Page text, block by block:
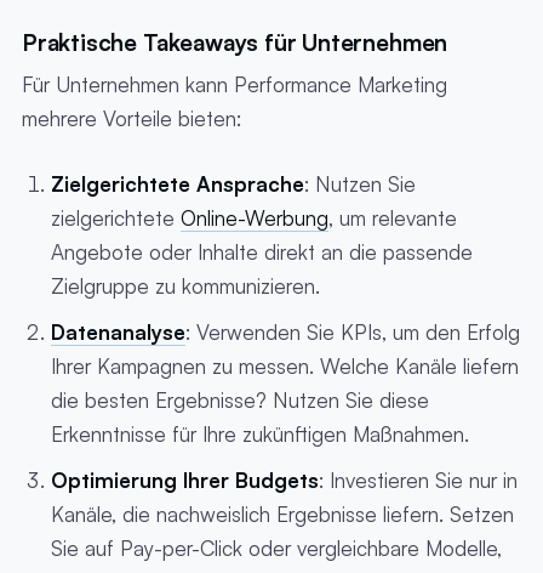
Praktische Takeaways für Unternehmen
Für Unternehmen kann Performance Marketing
mehrere Vorteile bieten:
Zielgerichtete Ansprache: Nutzen Sie
zielgerichtete Online-Werbung, um relevante
Angebote oder Inhalte direkt an die passende
Zielgruppe zu kommunizieren.
Datenanalyse: Verwenden Sie KPIs, um den Erfolg
Ihrer Kampagnen zu messen. Welche Kanäle liefern
die besten Ergebnisse? Nutzen Sie diese
Erkenntnisse für Ihre zukünftigen Maßnahmen.
Optimierung Ihrer Budgets: Investieren Sie nur in
Kanäle, die nachweislich Ergebnisse liefern. Setzen
Sie auf Pay-per-Click oder vergleichbare Modelle,